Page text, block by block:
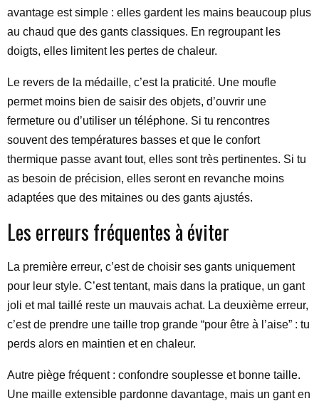
avantage est simple : elles gardent les mains beaucoup plus
au chaud que des gants classiques. En regroupant les
doigts, elles limitent les pertes de chaleur.
Le revers de la médaille, c’est la praticité. Une moufle
permet moins bien de saisir des objets, d’ouvrir une
fermeture ou d’utiliser un téléphone. Si tu rencontres
souvent des températures basses et que le confort
thermique passe avant tout, elles sont très pertinentes. Si tu
as besoin de précision, elles seront en revanche moins
adaptées que des mitaines ou des gants ajustés.
Les erreurs fréquentes à éviter
La première erreur, c’est de choisir ses gants uniquement
pour leur style. C’est tentant, mais dans la pratique, un gant
joli et mal taillé reste un mauvais achat. La deuxième erreur,
c’est de prendre une taille trop grande “pour être à l’aise” : tu
perds alors en maintien et en chaleur.
Autre piège fréquent : confondre souplesse et bonne taille.
Une maille extensible pardonne davantage, mais un gant en